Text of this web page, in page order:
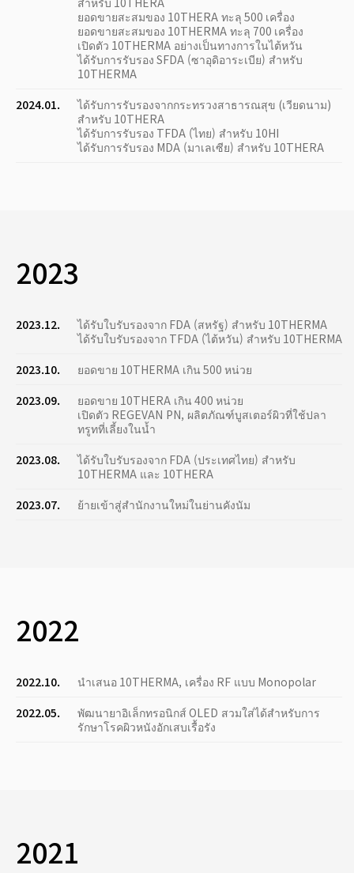
ยอดขายสะสมของ 10THERA ทะลุ 500 เครื่อง
ยอดขายสะสมของ 10THERMA ทะลุ 700 เครื่อง
เปิดตัว 10THERMA อย่างเป็นทางการในไต้หวัน
ได้รับการรับรอง SFDA (ซาอุดิอาระเบีย) สำหรับ
10THERMA
2024.01.
ได้รับการรับรองจากกระทรวงสาธารณสุข (เวียดนาม)
สำหรับ 10THERA
ได้รับการรับรอง TFDA (ไทย) สำหรับ 10HI
ได้รับการรับรอง MDA (มาเลเซีย) สำหรับ 10THERA
2023
2023.12.
ได้รับใบรับรองจาก FDA (สหรัฐ) สำหรับ 10THERMA
ได้รับใบรับรองจาก TFDA (ไต้หวัน) สำหรับ 10THERMA
2023.10.
ยอดขาย 10THERMA เกิน 500 หน่วย
2023.09.
ยอดขาย 10THERA เกิน 400 หน่วย
เปิดตัว REGEVAN PN, ผลิตภัณฑ์บูสเตอร์ผิวที่ใช้ปลา
ทรูทที่เลี้ยงในน้ำ
2023.08.
ได้รับใบรับรองจาก FDA (ประเทศไทย) สำหรับ
10THERMA และ 10THERA
2023.07.
ย้ายเข้าสู่สำนักงานใหม่ในย่านคังนัม
2022
2022.10.
นำเสนอ 10THERMA, เครื่อง RF แบบ Monopolar
2022.05.
พัฒนายาอิเล็กทรอนิกส์ OLED สวมใส่ได้สำหรับการ
รักษาโรคผิวหนังอักเสบเรื้อรัง
2021